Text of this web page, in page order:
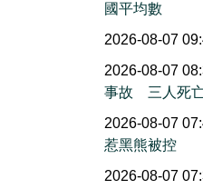
國平均數
2026-08-07
2026-08-07
事故 三人死
2026-08-07
惹黑熊被控
2026-08-07